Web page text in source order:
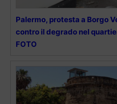
Palermo, protesta a Borgo
contro il degrado nel
FOTO